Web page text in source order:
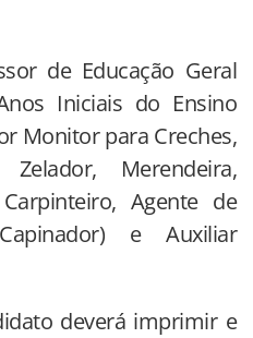
de Educação Geral
Iniciais do Ensino
Monitor para Creches,
Merendeira,
Agente de
e Auxiliar
deverá imprimir e